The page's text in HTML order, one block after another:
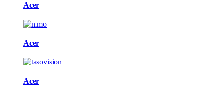
Acer
Acer
Acer